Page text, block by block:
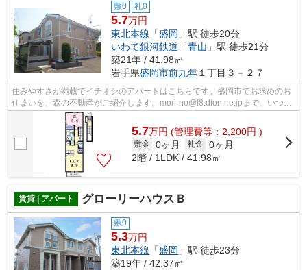
敷0 礼0
5.7万円
東北本線 「盛岡 」駅 徒歩20分
いわて銀河鉄道 「青山 」駅 徒歩21分
築21年 / 41.98㎡
岩手県盛岡市前九年１丁目３－２７
住みやすさが満載でイチオシのアパートはこちらです。盛岡市でお求めのお
住まいを、森の不動産がご紹介します。mori-no@f8.dion.ne.jpまで、いつで
もお問い合わせ下さい。
5.7万円 (管理費等：2,200円 )
敷金 0ヶ月 礼金 0ヶ月
2階 / 1LDK / 41.98㎡
賃貸 | アパート グローリーハウスＢ
敷0
5.3万円
東北本線 「盛岡 」駅 徒歩23分
築19年 / 42.37㎡